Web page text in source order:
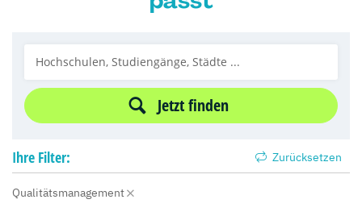
Jetzt finden
Ihre Filter: Zurücksetzen
Qualitätsmanagement